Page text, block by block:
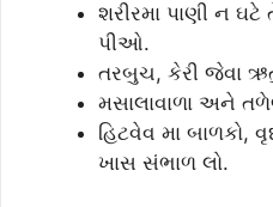
શરીરમા પાણી ન ઘટે
પીઓ.
તરબુચ, કેરી જેવા
મસાલાવાળા અને
હિટવેવ મા બાળકો,
ખાસ સંભાળ લો.